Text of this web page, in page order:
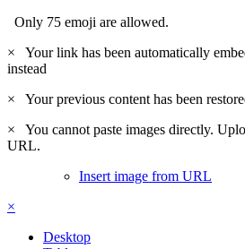
Only 75 emoji are allowed.
×
Your link has been automatically
instead
×
Your previous content has been
×
You cannot paste images directly.
URL.
Insert image from URL
×
Desktop